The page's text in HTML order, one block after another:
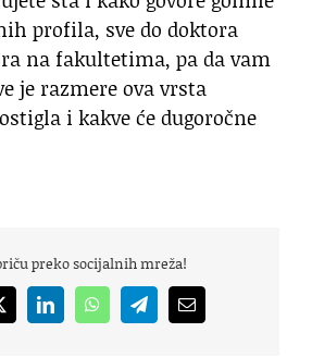
profila, sve do doktora
na fakultetima, pa da vam
je razmere ova vrsta
i kakve će dugoročne
preko socijalnih mreža!
LinkedInWhatsAppTelegramEmail